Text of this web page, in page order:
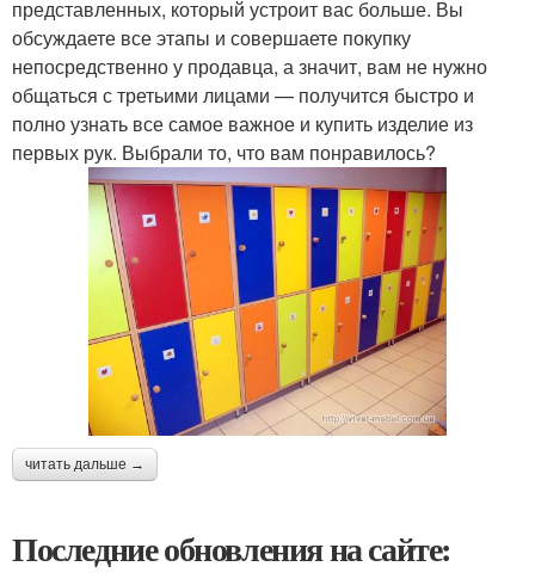
представленных, который устроит вас больше. Вы
обсуждаете все этапы и совершаете покупку
непосредственно у продавца, а значит, вам не нужно
общаться с третьими лицами — получится быстро и
полно узнать все самое важное и купить изделие из
первых рук. Выбрали то, что вам понравилось?
читать дальше →
Последние обновления на сайте: